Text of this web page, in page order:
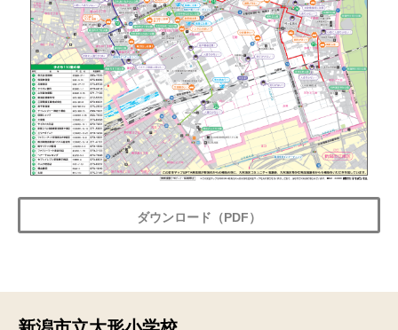
ダウンロード（PDF）